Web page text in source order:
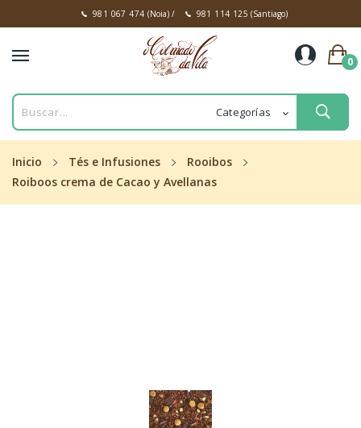
981 067 474 (Noia)/ 981 114 125 (Santiago)
0
Inicio Tés e Infusiones
Rooibos
Roiboos crema de Cacao y Avellanas